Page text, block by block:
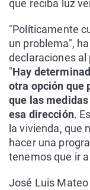
que reciba luz
"Políticamente
un problema",
declaraciones
"Hay
otra opción que
que las
esa dirección.
la vivienda, que
hacer una
tenemos que ir
José Luis